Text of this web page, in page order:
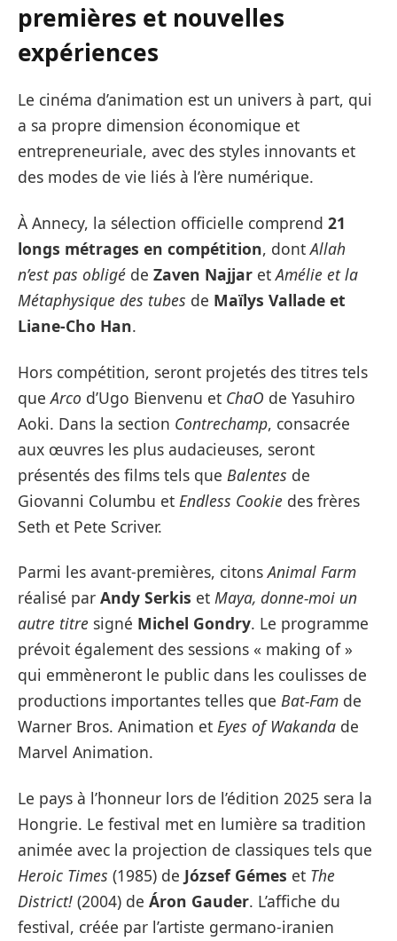
premières et nouvelles
expériences
Le cinéma d’animation est un univers à part, qui
a sa propre dimension économique et
entrepreneuriale, avec des styles innovants et
des modes de vie liés à l’ère numérique.
À Annecy, la sélection officielle comprend 21
longs métrages en compétition, dontAllah
n’est pas obligé de Zaven Najjar etAmélie et la
Métaphysique des tubes de Maïlys Vallade et
Liane-Cho Han.
Hors compétition, seront projetés des titres tels
queArco d’Ugo Bienvenu et ChaO de Yasuhiro
Aoki. Dans la section Contrechamp, consacrée
aux œuvres les plus audacieuses, seront
présentés des films tels que Balentes de
Giovanni Columbu et Endless Cookie des frères
Seth et Pete Scriver.
Parmi les avant-premières, citonsAnimal Farm
réalisé par Andy Serkis et Maya, donne-moi un
autre titre signé Michel Gondry. Le programme
prévoit également des sessions « making of »
qui emmèneront le public dans les coulisses de
productions importantes telles que Bat-Fam de
Warner Bros. Animation et Eyes of Wakanda de
Marvel Animation.
Le pays à l’honneur lors de l’édition 2025 sera la
Hongrie. Le festival met en lumière sa tradition
animée avec la projection de classiques tels que
Heroic Times (1985) de József Gémes et The
District! (2004) de Áron Gauder. L’affiche du
festival, créée par l’artiste germano-iranien